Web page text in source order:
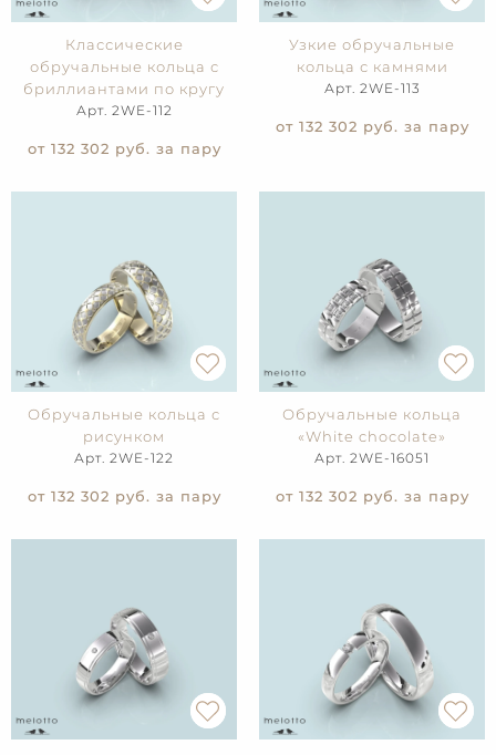
Классические
обручальные кольца с
бриллиантами по кругу
Арт. 2WE-112
от 132 302 руб. за пару
Узкие обручальные
кольца с камнями
Арт. 2WE-113
от 132 302 руб. за пару
Обручальные кольца с
рисунком
Арт. 2WE-122
от 132 302 руб. за пару
Обручальные кольца
«White chocolate»
Арт. 2WE-16051
от 132 302 руб. за пару